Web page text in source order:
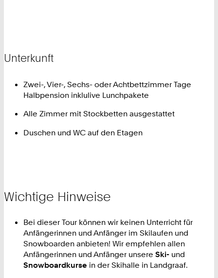
Unterkunft
Zwei-, Vier-, Sechs- oder Achtbettzimmer Tage
Halbpension inklulive Lunchpakete
Alle Zimmer mit Stockbetten ausgestattet
Duschen und WC auf den Etagen
Wichtige Hinweise
Bei dieser Tour können wir keinen Unterricht für
Anfängerinnen und Anfänger im Skilaufen und
Snowboarden anbieten! Wir empfehlen allen
Anfängerinnen und Anfänger unsere Ski- und
Snowboardkurse in der Skihalle in Landgraaf.